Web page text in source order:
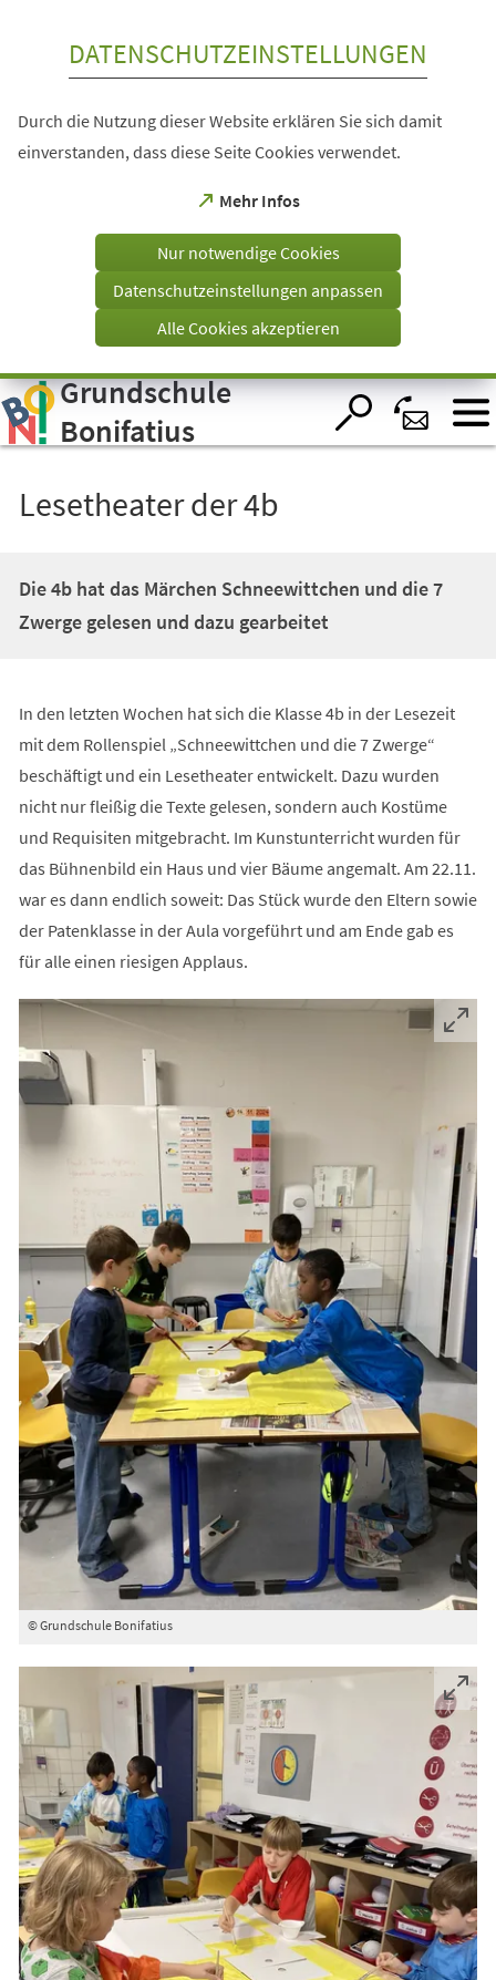
Visuelle
Assistenzsoftware
öffnen.
DATENSCHUTZEINSTELLUNGEN
Durch die Nutzung dieser Website erklären Sie sich damit
einverstanden, dass diese Seite Cookies verwendet.
Mehr Infos
(Öffnet
einem
Tab)
Nur notwendige Cookies
Datenschutzeinstellungen anpassen
Alle Cookies akzeptieren
Grundschule
Bonifatius
Lesetheater der 4b
Die 4b hat das Märchen Schneewittchen und die 7
Zwerge gelesen und dazu gearbeitet
In den letzten Wochen hat sich die Klasse 4b in der Lesezeit
mit dem Rollenspiel „Schneewittchen und die 7 Zwerge“
beschäftigt und ein Lesetheater entwickelt. Dazu wurden
nicht nur fleißig die Texte gelesen, sondern auch Kostüme
und Requisiten mitgebracht. Im Kunstunterricht wurden für
das Bühnenbild ein Haus und vier Bäume angemalt. Am 22.11.
war es dann endlich soweit: Das Stück wurde den Eltern sowie
der Patenklasse in der Aula vorgeführt und am Ende gab es
für alle einen riesigen Applaus.
© Grundschule Bonifatius